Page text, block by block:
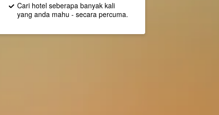
Cari hotel seberapa banyak kali
yang anda mahu - secara percuma.